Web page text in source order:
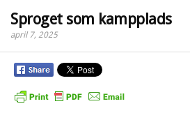
Sproget som kampplads
april 7, 2025